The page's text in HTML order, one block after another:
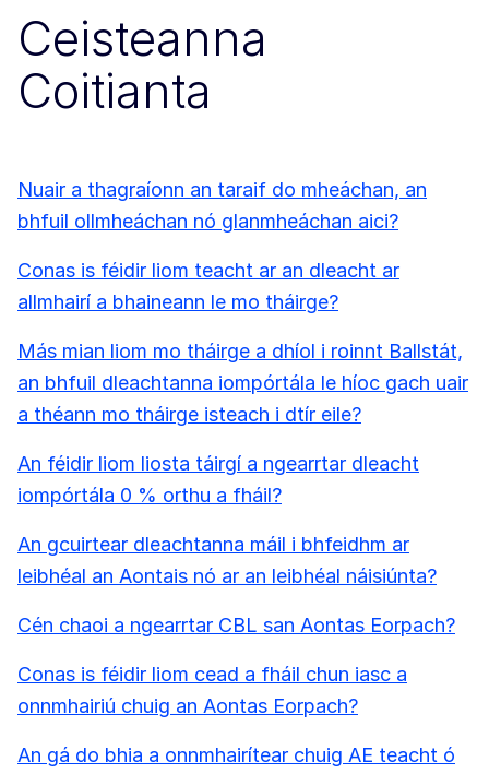
Ceisteanna
Coitianta
Nuair a thagraíonn an taraif do mheáchan, an
bhfuil ollmheáchan nó glanmheáchan aici?
Conas is féidir liom teacht ar an dleacht ar
allmhairí a bhaineann le mo tháirge?
Más mian liom mo tháirge a dhíol i roinnt Ballstát,
an bhfuil dleachtanna iompórtála le híoc gach uair
a théann mo tháirge isteach i dtír eile?
An féidir liom liosta táirgí a ngearrtar dleacht
iompórtála 0 % orthu a fháil?
An gcuirtear dleachtanna máil i bhfeidhm ar
leibhéal an Aontais nó ar an leibhéal náisiúnta?
Cén chaoi a ngearrtar CBL san Aontas Eorpach?
Conas is féidir liom cead a fháil chun iasc a
onnmhairiú chuig an Aontas Eorpach?
An gá do bhia a onnmhairítear chuig AE teacht ó